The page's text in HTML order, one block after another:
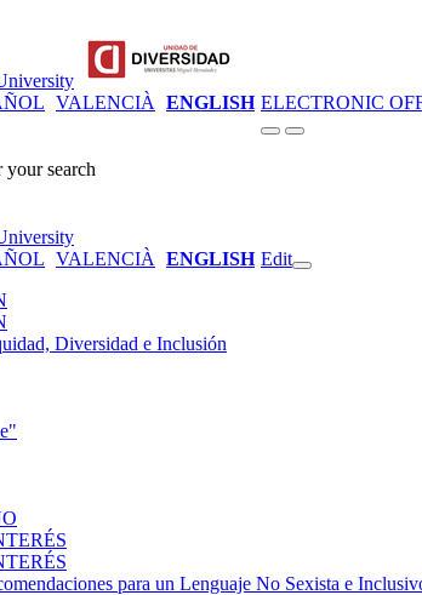
VALENCIÀ ENGLISH ELECTRONIC
your search
VALENCIÀ ENGLISH Edit
Diversidad e Inclusión
para un Lenguaje No Sexista e